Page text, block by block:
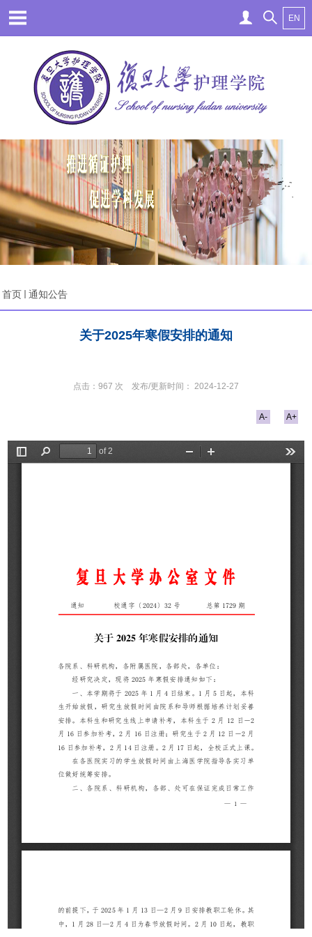
EN
首页 通知公告
关于2025年寒假安排的通知
点击： 967 次 发布/更新时间： 2024-12-27
A+
A-